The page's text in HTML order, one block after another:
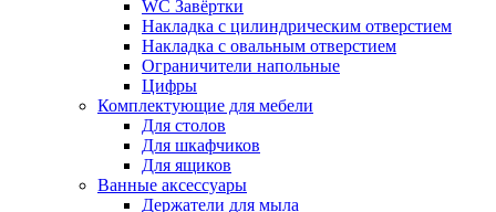
WC Завёртки
Накладка с цилиндрическим отверстием
Накладка с овальным отверстием
Ограничители напольные
Цифры
Комплектующие для мебели
Для столов
Для шкафчиков
Для ящиков
Ванные аксессуары
Держатели для мыла